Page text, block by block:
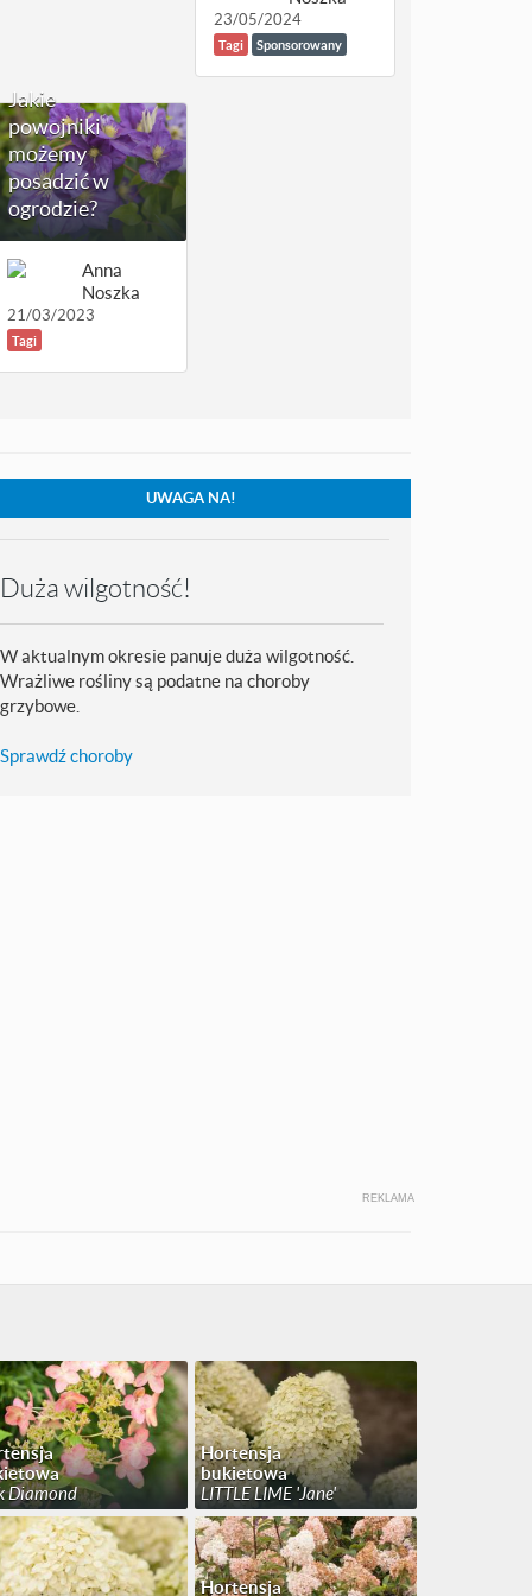
23/05/2024
Tagi Sponsorowany
Jakie
powojniki
możemy
posadzić w
ogrodzie?
Anna
Noszka
21/03/2023
Tagi
UWAGA NA!
Duża wilgotność!
W aktualnym okresie panuje duża wilgotność.
Wrażliwe rośliny są podatne na choroby
grzybowe.
Sprawdź choroby
REKLAMA
Diamond
Hortensja
bukietowa
LITTLE LIME 'Jane'
Hortensja